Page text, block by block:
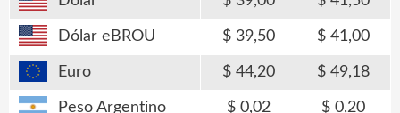
Dólar eBROU 39,50 41,00
Euro 44,20 49,18
Peso Argentino 0,02 0,20